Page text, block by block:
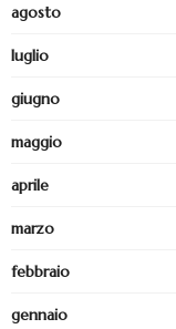
agosto
luglio
giugno
maggio
aprile
marzo
febbraio
gennaio